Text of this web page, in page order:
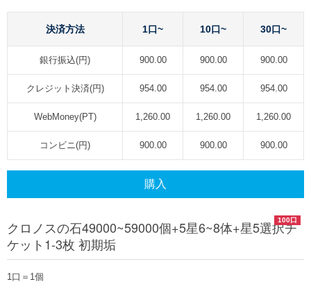
決済方法 1口~ 10口~ 30口~
銀行振込(円) 900.00 900.00 900.00
クレジット決済(円) 954.00 954.00 954.00
WebMoney(PT) 1,260.00 1,260.00 1,260.00
コンビニ(円) 900.00 900.00 900.00
購入
100口
クロノスの石49000~59000個+5星6~8体+星5選択チ
ケット1-3枚 初期垢
1口＝1個